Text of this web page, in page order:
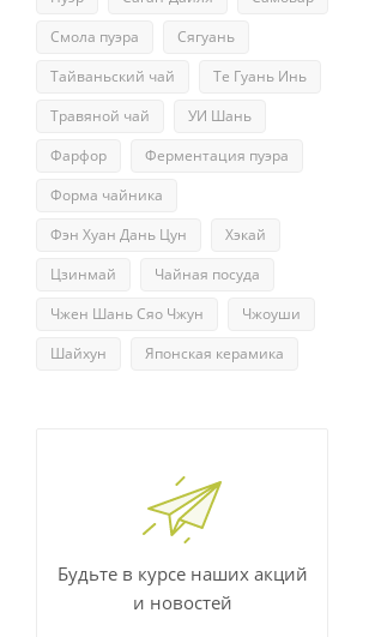
Смола пуэра
Сягуань
Тайваньский чай
Те Гуань Инь
Травяной чай
УИ Шань
Фарфор
Ферментация пуэра
Форма чайника
Фэн Хуан Дань Цун
Хэкай
Цзинмай
Чайная посуда
Чжен Шань Сяо Чжун
Чжоуши
Шайхун
Японская керамика
Будьте в курсе наших акций
и новостей